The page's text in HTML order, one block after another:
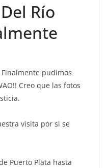
Río
Finalmente pudimos
Creo que las fotos
visita por si se
Puerto Plata hasta